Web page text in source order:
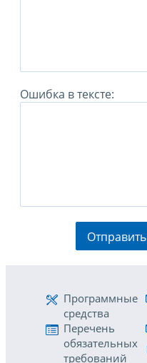
Ошибка в тексте:
Отправить
Программные
средства
Перечень
обязательных
требований